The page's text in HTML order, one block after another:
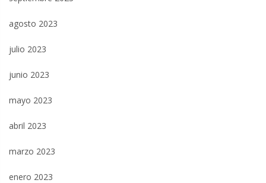
agosto 2023
julio 2023
junio 2023
mayo 2023
abril 2023
marzo 2023
enero 2023